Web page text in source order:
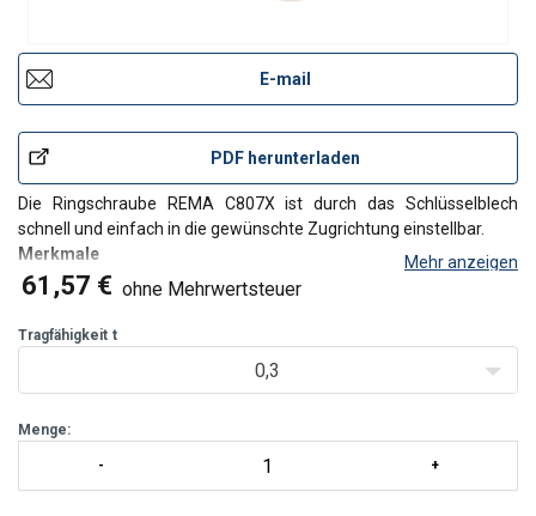
E-mail
PDF herunterladen
Die Ringschraube REMA C807X ist durch das Schlüsselblech
schnell und einfach in die gewünschte Zugrichtung einstellbar.
Merkmale
drehbar um 360°
Mehr anzeigen
61,57 € ohne Mehrwertsteuer
Tragfähigkeit t
0,3
Menge: